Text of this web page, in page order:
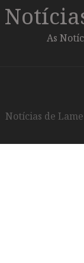
As
Notícias de